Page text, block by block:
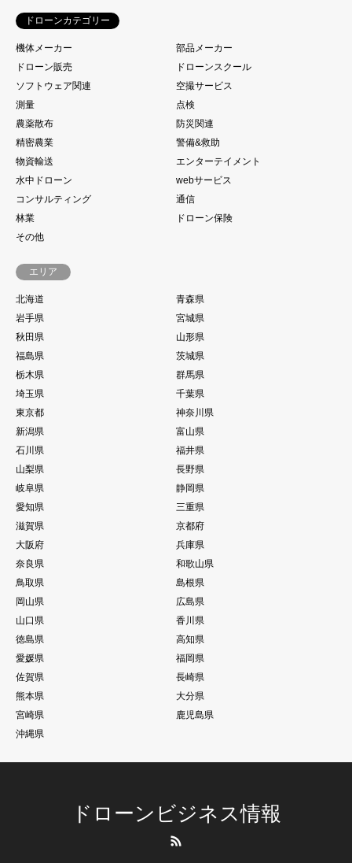
ドローンカテゴリー
機体メーカー
部品メーカー
ドローン販売
ドローンスクール
ソフトウェア関連
空撮サービス
測量
点検
農薬散布
防災関連
精密農業
警備&救助
物資輸送
エンターテイメント
水中ドローン
webサービス
コンサルティング
通信
林業
ドローン保険
その他
エリア
北海道
青森県
岩手県
宮城県
秋田県
山形県
福島県
茨城県
栃木県
群馬県
埼玉県
千葉県
東京都
神奈川県
新潟県
富山県
石川県
福井県
山梨県
長野県
岐阜県
静岡県
愛知県
三重県
滋賀県
京都府
大阪府
兵庫県
奈良県
和歌山県
鳥取県
島根県
岡山県
広島県
山口県
香川県
徳島県
高知県
愛媛県
福岡県
佐賀県
長崎県
熊本県
大分県
宮崎県
鹿児島県
沖縄県
ドローンビジネス情報